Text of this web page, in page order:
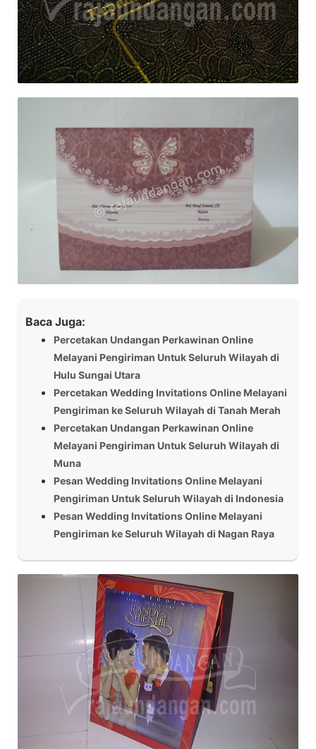
Baca Juga:
Percetakan Undangan Perkawinan Online
Melayani Pengiriman Untuk Seluruh Wilayah di
Hulu Sungai Utara
Percetakan Wedding Invitations Online Melayani
Pengiriman ke Seluruh Wilayah di Tanah Merah
Percetakan Undangan Perkawinan Online
Melayani Pengiriman Untuk Seluruh Wilayah di
Muna
Pesan Wedding Invitations Online Melayani
Pengiriman Untuk Seluruh Wilayah di Indonesia
Pesan Wedding Invitations Online Melayani
Pengiriman ke Seluruh Wilayah di Nagan Raya